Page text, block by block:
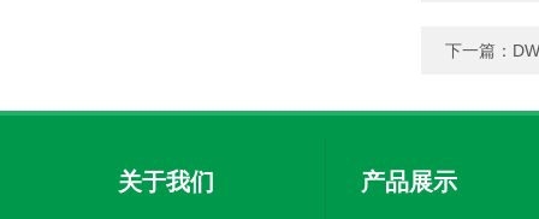
下一篇：
关于我们 产品展示